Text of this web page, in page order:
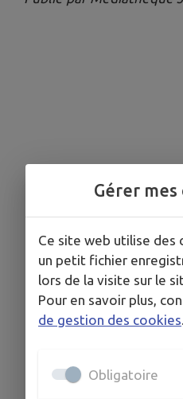
Gérer mes
Ce site web utilise des
un petit fichier
lors de la visite sur le
Pour en savoir plus,
de gestion des cookies.
Obligatoire